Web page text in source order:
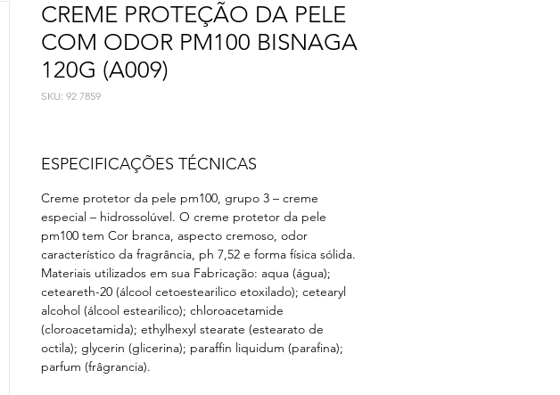
CREME PROTEÇÃO DA PELE
COM ODOR PM100 BISNAGA
120G (A009)
SKU: 92 7859
ESPECIFICAÇÕES TÉCNICAS
Creme protetor da pele pm100, grupo 3 – creme
especial – hidrossolúvel. O creme protetor da pele
pm100 tem Cor branca, aspecto cremoso, odor
característico da fragrância, ph 7,52 e forma física sólida.
Materiais utilizados em sua Fabricação: aqua (água);
ceteareth-20 (álcool cetoestearilico etoxilado); cetearyl
alcohol (álcool estearilico); chloroacetamide
(cloroacetamida); ethylhexyl stearate (estearato de
octila); glycerin (glicerina); paraffin liquidum (parafina);
parfum (frâgrancia).